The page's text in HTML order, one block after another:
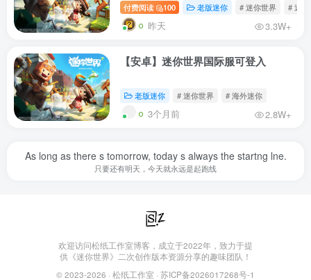
付费阅读 100 老版迷你 # 迷你世界 # 迷
昨天 3.3W+
【安卓】迷你世界国际服可登入
老版迷你 # 迷你世界 # 海外迷你
3个月前 2.8W+
As long as there s tomorrow, today s always the startng lne.
只要还有明天，今天就永远是起跑线
欢迎访问松纸工作室博客，成立于2022年，致力于提
供《迷你世界》二次创作版本资源分享的趣味团队！
© 2023-2026 · 松纸工作室 · 苏ICP备2026017268号-1